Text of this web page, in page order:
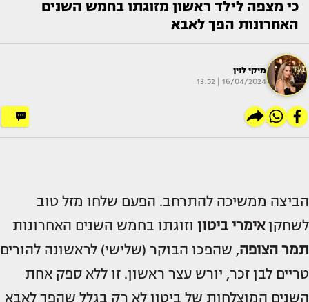
כי מצפה לילד ראשון מזוגתו בחמש השנים
האחרונות הפך לאבא
מיקי לוין
16/04/2024 | 13:52
הביצה ממשיכה להתרחב. הפעם שלחו מזל טוב
לשחקןאימרי ביטון וזוגתו בחמש השנים האחרונות
תמר הצופה, שהפכו הבוקר (שלישי) לראשונה להורים
טריים לבן זכר, יורש עצר ראשון. זו ללא ספק אחת
השנים המוצלחות של ביטון לא רק בגלל שהפך לאבא